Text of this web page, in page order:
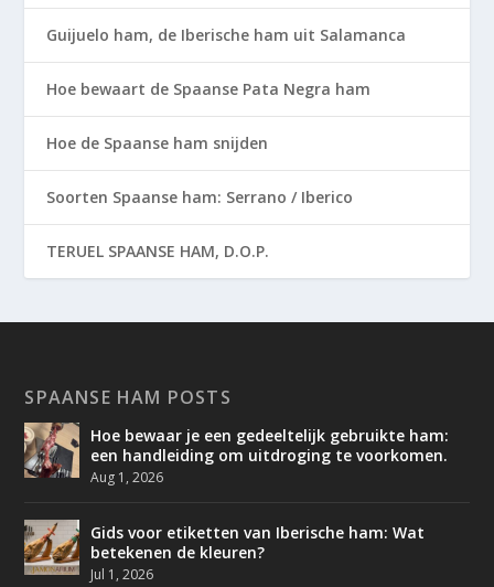
Guijuelo ham, de Iberische ham uit Salamanca
Hoe bewaart de Spaanse Pata Negra ham
Hoe de Spaanse ham snijden
Soorten Spaanse ham: Serrano / Iberico
TERUEL SPAANSE HAM, D.O.P.
SPAANSE HAM POSTS
Hoe bewaar je een gedeeltelijk gebruikte ham:
een handleiding om uitdroging te voorkomen.
Aug 1, 2026
Gids voor etiketten van Iberische ham: Wat
betekenen de kleuren?
Jul 1, 2026